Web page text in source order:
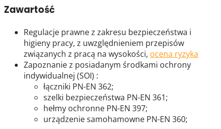
Zawartość
Regulacje prawne z zakresu bezpieczeństwa i
higieny pracy, z uwzględnieniem przepisów
związanych z pracą na wysokości, ocena ryzyka
Zapoznanie z posiadanym środkami ochrony
indywidualnej (SOI) :
łączniki PN-EN 362;
szelki bezpieczeństwa PN-EN 361;
hełmy ochronne PN-EN 397;
urządzenie samohamowne PN-EN 360;